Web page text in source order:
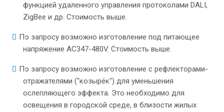
функцией удаленного управления протоколами DALI,
ZigBee и др. Стоимость выше.
По запросу возможно изготовление под питающее
напряжение AC347-480V. Стоимость выше.
По запросу возможно изготовление с рефлекторами-
отражателями ("козырёк") для уменьшения
ослепляющего эффекта. Это необходимо для
освещения в городской среде, в близости жилых